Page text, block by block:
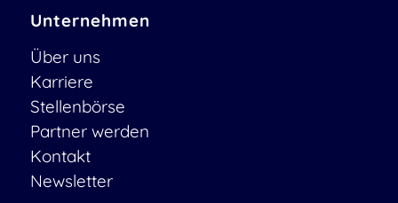
Unternehmen
Über uns
Karriere
Stellenbörse
Partner werden
Kontakt
Newsletter